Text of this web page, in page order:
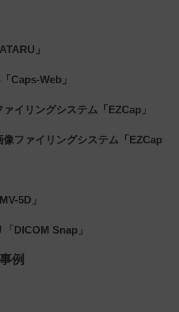
」
Caps-Web」
イリングシステム「EZCap」
像ファイリングシステム「EZCap
5D」
DICOM Snap」
例